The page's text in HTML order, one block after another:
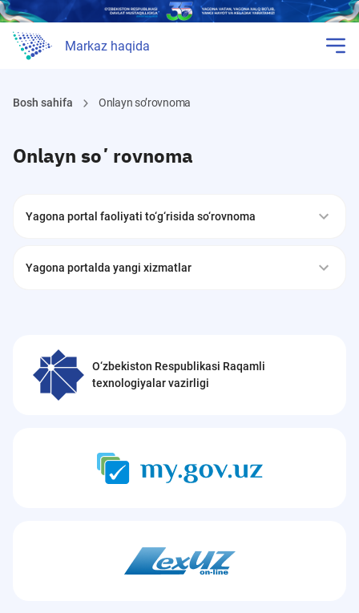
Markaz haqida
Bosh sahifa Onlayn soʼrovnoma
Onlayn soʼrovnoma
Yagona portal faoliyati to‘g‘risida so‘rovnoma
Yagona portalda yangi xizmatlar
O‘zbekiston Respublikasi Raqamli
texnologiyalar vazirligi